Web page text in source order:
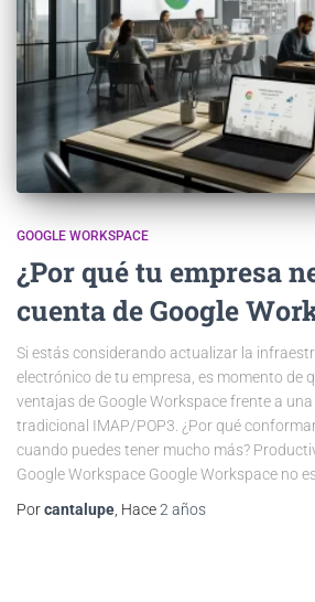
GOOGLE WORKSPACE
¿Por qué tu empresa
cuenta de Google
Si estás considerando actualizar la
electrónico de tu empresa, es momento de
ventajas de Google Workspace frente a una
tradicional IMAP/POP3. ¿Por qué
cuando puedes tener mucho más?
Google Workspace Google Workspace no
Porcantalupe , Hace2 años